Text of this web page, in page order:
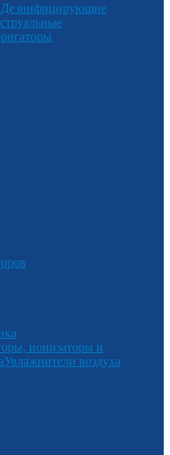
Дезинфицирующие
ионизаторы и
Увлажнители воздуха